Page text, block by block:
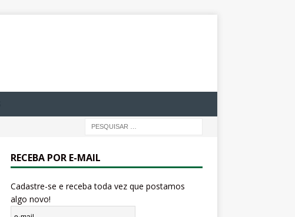
RECEBA POR E-MAIL
Cadastre-se e receba toda vez que postamos
algo novo!